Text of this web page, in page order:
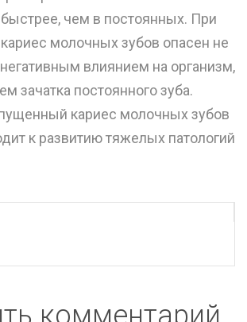
чем в постоянных. При
молочных зубов опасен не
влиянием на организм,
зачатка постоянного зуба.
кариес молочных зубов
к развитию тяжелых патологий